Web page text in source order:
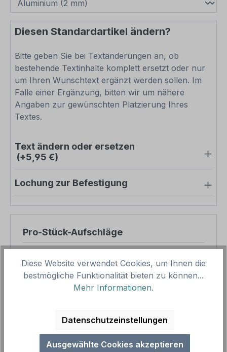
Diesen Standardartikel ändern?
Bitte geben Sie bei Textänderungen an, ob
bestehende Textinhalte komplett ersetzt oder nur
um Ihren Wunschtext ergänzt werden sollen. Im
Falle einer Ergänzung, bitten wir um nähere
Angaben zur gewünschten Platzierung Ihres
Textes.
Text ändern oder ersetzen
(+5,95 €)
Lochung zur Befestigung
Pro-Stück-Aufschläge
Zwischensumme
14,16 €
Gesamtpreis
Preise inkl. MwSt. zzgl. Versandkosten
Aufgrund von Neuberechnungen im Warenkorb sind
Diese Website verwendet Cookies, um Ihnen die
bestmögliche Funktionalität bieten zu können...
Mehr Informationen.
Datenschutzeinstellungen
Ausgewählte Cookies akzeptieren